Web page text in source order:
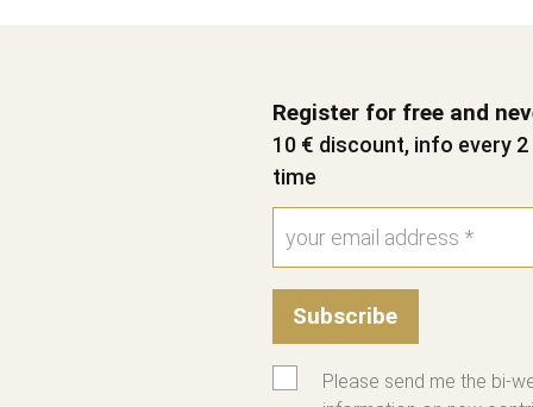
Register for free and
10 € discount, info every
time
Subscribe
Please send me the bi-